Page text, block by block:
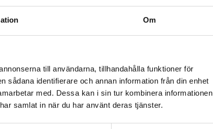
Om
till användarna, tillhandahålla funktioner för
sådana identifierare och annan information från din enhet
med. Dessa kan i sin tur kombinera informationen
samlat in när du har använt deras tjänster.
studentlitteratur.se via en
inte leveranser utanför
ett köp måste
Läs mer